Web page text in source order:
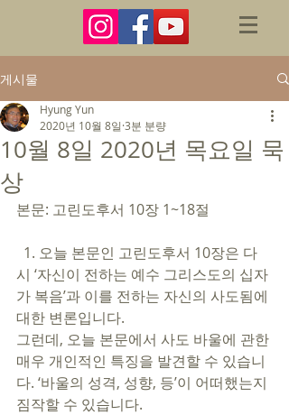
게시물
10월 8일 2020년 목요일 묵
상
Hyung Yun
2020년 10월 8일 3분 분량
본문: 고린도후서 10장 1~18절
시 ‘자신이 전하는 예수 그리스도의 십자
가 복음’과 이를 전하는 자신의 사도됨에
대한 변론입니다.
그런데, 오늘 본문에서 사도 바울에 관한
매우 개인적인 특징을 발견할 수 있습니
다. ‘바울의 성격, 성향, 등’이 어떠했는지
짐작할 수 있습니다.